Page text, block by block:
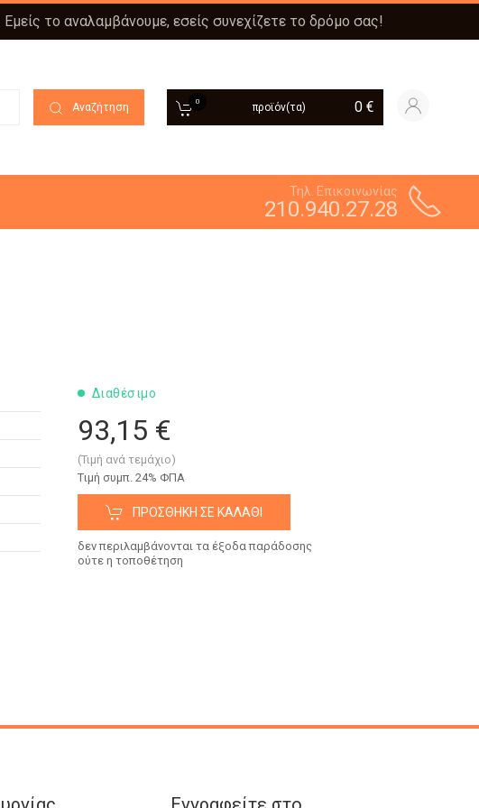
το αναλαμβάνουμε, εσείς συνεχίζετε το δρόμο σας!
Αναζήτηση 0 προϊόν(τα) 0 €
Τηλ. Επικοινωνίας
210.940.27.28
Διαθέσιμο
93,15 €
(Τιμή ανά τεμάχιο)
Tιμή συμπ. 24% ΦΠΑ
ΠΡΟΣΘΉΚΗ ΣΕ ΚΑΛΆΘΙ
δεν περιλαμβάνονται τα έξοδα παράδοσης
ούτε η τοποθέτηση